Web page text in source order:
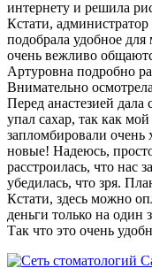
клиники
интернету и решила
Кстати,
подобрала удобное
очень вежливо
Артуровна подробно
Внимательно
Перед анастезией
упал сахар, так как
запломбировали
новые! Надеюсь,
расстроилась, что нас
убедилась, что зря.
Кстати, здесь можно
деньги только на один
Так что это очень